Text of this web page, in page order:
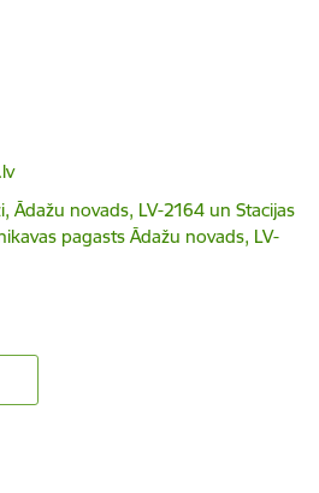
Ādažu novads, LV-2164 un Stacijas
pagasts Ādažu novads, LV-